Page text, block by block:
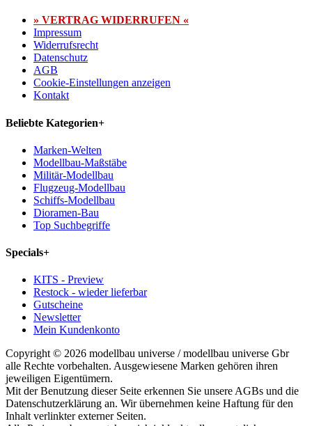
» VERTRAG WIDERRUFEN «
Impressum
Widerrufsrecht
Datenschutz
AGB
Cookie-Einstellungen anzeigen
Kontakt
Beliebte Kategorien+
Marken-Welten
Modellbau-Maßstäbe
Militär-Modellbau
Flugzeug-Modellbau
Schiffs-Modellbau
Dioramen-Bau
Top Suchbegriffe
Specials+
KITS - Preview
Restock - wieder lieferbar
Gutscheine
Newsletter
Mein Kundenkonto
Copyright © 2026 modellbau universe / modellbau universe Gbr
alle Rechte vorbehalten. Ausgewiesene Marken gehören ihren
jeweiligen Eigentümern.
Mit der Benutzung dieser Seite erkennen Sie unsere AGBs und die
Datenschutzerklärung an. Wir übernehmen keine Haftung für den
Inhalt verlinkter externer Seiten.